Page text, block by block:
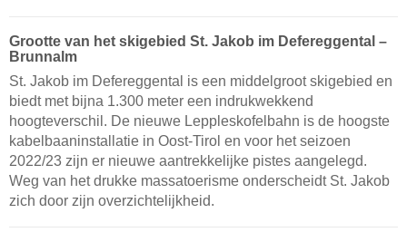
Grootte van het skigebied St. Jakob im Defereggental –
Brunnalm
St. Jakob im Defereggental is een middelgroot skigebied en
biedt met bijna 1.300 meter een indrukwekkend
hoogteverschil. De nieuwe Leppleskofelbahn is de hoogste
kabelbaaninstallatie in Oost-Tirol en voor het seizoen
2022/23 zijn er nieuwe aantrekkelijke pistes aangelegd.
Weg van het drukke massatoerisme onderscheidt St. Jakob
zich door zijn overzichtelijkheid.